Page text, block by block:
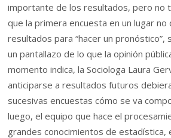
importante de los resultados, pero no
que la primera encuesta en un lugar
resultados para “hacer un pronóstico”,
un pantallazo de lo que la opinión
momento indica, la Sociologa Laura
anticiparse a resultados futuros
sucesivas encuestas cómo se va
luego, el equipo que hace el
grandes conocimientos de estadística,